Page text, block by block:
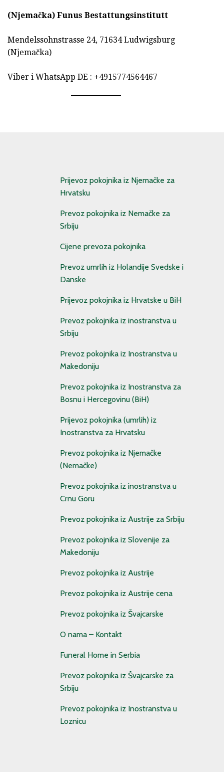
(Njemačka) Funus Bestattungsinstitutt
Mendelssohnstrasse 24, 71634 Ludwigsburg
(Njemačka)
Viber i WhatsApp DE : +4915774564467
Prijevoz pokojnika iz Njemačke za
Hrvatsku
Prevoz pokojnika iz Nemačke za
Srbiju
Cijene prevoza pokojnika
Prevoz umrlih iz Holandije Svedske i
Danske
Prijevoz pokojnika iz Hrvatske u BiH
Prevoz pokojnika iz inostranstva u
Srbiju
Prevoz pokojnika iz Inostranstva u
Makedoniju
Prevoz pokojnika iz Inostranstva za
Bosnu i Hercegovinu (BiH)
Prijevoz pokojnika (umrlih) iz
Inostranstva za Hrvatsku
Prevoz pokojnika iz Njemačke
(Nemačke)
Prevoz pokojnika iz inostranstva u
Crnu Goru
Prevoz pokojnika iz Austrije za Srbiju
Prevoz pokojnika iz Slovenije za
Makedoniju
Prevoz pokojnika iz Austrije
Prevoz pokojnika iz Austrije cena
Prevoz pokojnika iz Švajcarske
O nama – Kontakt
Funeral Home in Serbia
Prevoz pokojnika iz Švajcarske za
Srbiju
Prevoz pokojnika iz Inostranstva u
Loznicu